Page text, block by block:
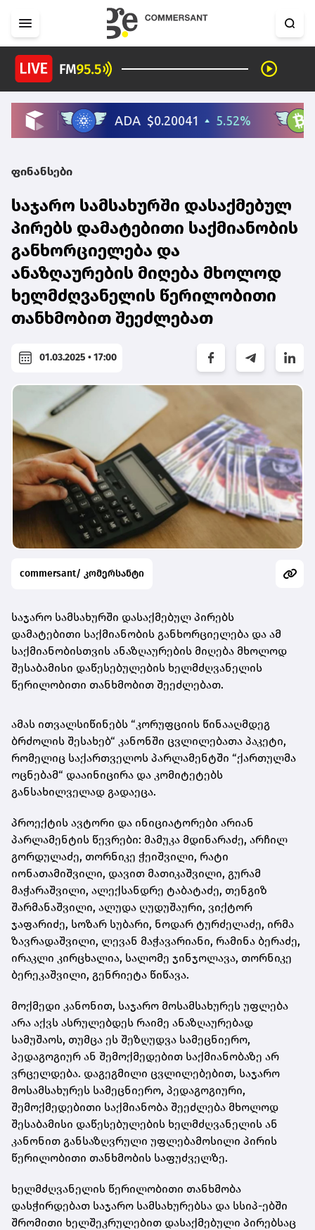
ფინანსები
საჯარო სამსახურში დასაქმებულ
პირებს დამატებითი საქმიანობის
განხორციელება და
ანაზღაურების მიღება მხოლოდ
ხელმძღვანელის წერილობითი
თანხმობით შეეძლებათ
01.03.2025 • 17:00
commersant/ კომერსანტი
საჯარო სამსახურში დასაქმებულ პირებს
დამატებითი საქმიანობის განხორციელება და ამ
საქმიანობისთვის ანაზღაურების მიღება მხოლოდ
შესაბამისი დაწესებულების ხელმძღვანელის
წერილობითი თანხმობით შეეძლებათ.
ამას ითვალსიწინებს “კორუფციის წინააღმდეგ
ბრძოლის შესახებ“ კანონში ცვლილებათა პაკეტი,
რომელიც საქართველოს პარლამენტში “ქართულმა
ოცნებამ“ დააინიცირა და კომიტეტებს
განსახილველად გადაეცა.
პროექტის ავტორი და ინიციატორები არიან
პარლამენტის წევრები: მამუკა მდინარაძე, არჩილ
გორდულაძე, თორნიკე ჭეიშვილი, რატი
იონათამიშვილი, დავით მათიკაშვილი, გურამ
მაჭარაშვილი, ალექსანდრე ტაბატაძე, თენგიზ
შარმანაშვილი, ალუდა ღუდუშაური, ვიქტორ
ჯაფარიძე, სოზარ სუბარი, ნოდარ ტურძელაძე, ირმა
ზავრადაშვილი, ლევან მაჭავარიანი, რამინა ბერაძე,
ირაკლი კირცხალია, სალომე ჯინჯოლავა, თორნიკე
ბერეკაშვილი, გენრიეტა წიწავა.
მოქმედი კანონით, საჯარო მოსამსახურეს უფლება
არა აქვს ასრულებდეს რაიმე ანაზღაურებად
სამუშაოს, თუმცა ეს შეზღუდვა სამეცნიერო,
პედაგოგიურ ან შემოქმედებით საქმიანობაზე არ
ვრცელდება. დაგეგმილი ცვლილებებით, საჯარო
მოსამსახურეს სამეცნიერო, პედაგოგიური,
შემოქმედებითი საქმიანობა შეეძლება მხოლოდ
შესაბამისი დაწესებულების ხელმძღვანელის ან
კანონით განსაზღვრული უფლებამოსილი პირის
წერილობითი თანხმობის საფუძველზე.
ხელმძღვანელის წერილობითი თანხმობა
დასჭირდებათ საჯარო სამსახურებსა და სსიპ-ებში
შრომითი ხელშეკრულებით დასაქმებული პირებსაც